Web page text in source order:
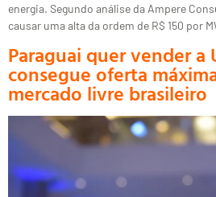
energia. Segundo análise da Ampere
causar uma alta da ordem de R$ 150 por
Paraguai quer vender a
consegue oferta
mercado livre brasileiro